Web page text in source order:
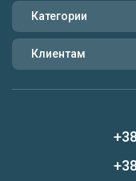
Категории
Клиентам